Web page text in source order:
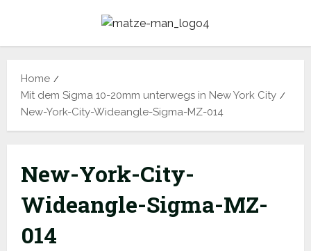
content
Home
Mit dem Sigma 10-20mm unterwegs in New York City
New-York-City-Wideangle-Sigma-MZ-014
New-York-City-
Wideangle-Sigma-MZ-
014